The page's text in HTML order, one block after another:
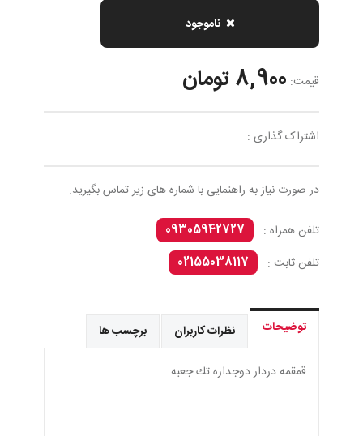
ناموجود
قیمت: 8,900 تومان
اشتراک گذاری :
در صورت نیاز به راهنمایی با شماره های زیر تماس بگیرید.
تلفن همراه :
09305942727
تلفن ثابت :
02155038117
توضیحات نظرات کاربران برچسب ها
قمقمه دردار دوجداره تك جعبه